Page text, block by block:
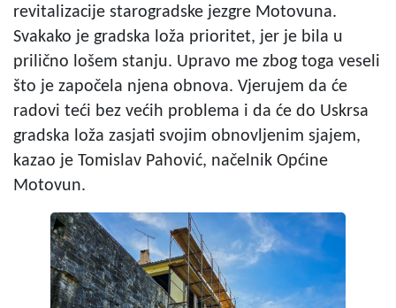
revitalizacije starogradske jezgre Motovuna.
Svakako je gradska loža prioritet, jer je bila u
prilično lošem stanju. Upravo me zbog toga veseli
što je započela njena obnova. Vjerujem da će
radovi teći bez većih problema i da će do Uskrsa
gradska loža zasjati svojim obnovljenim sjajem,
kazao je Tomislav Pahović, načelnik Općine
Motovun.